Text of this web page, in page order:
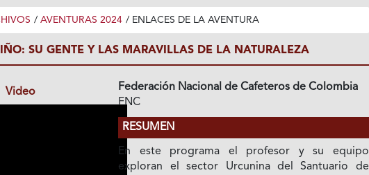
/ AVENTURAS 2024 / ENLACES DE LA AVENTURA
SU GENTE Y LAS MARAVILLAS DE LA NATURALEZA
Video
Federación Nacional de Cafeteros de Colombia
FNC
RESUMEN
En este programa el profesor y su equipo
exploran el sector Urcunina del Santuario de